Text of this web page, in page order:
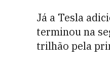
Já a Tesla
terminou na
trilhão pela